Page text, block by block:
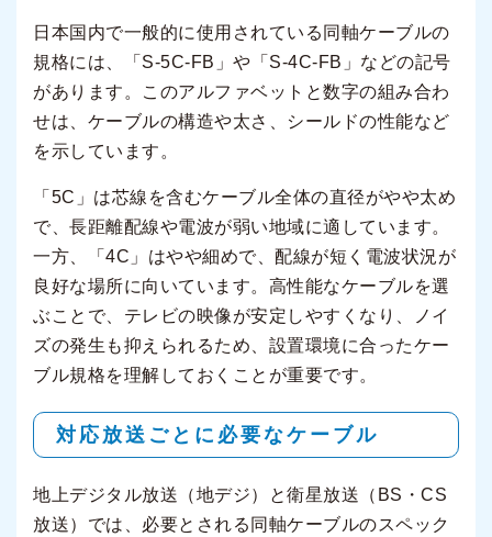
日本国内で一般的に使用されている同軸ケーブルの
規格には、「S-5C-FB」や「S-4C-FB」などの記号
があります。このアルファベットと数字の組み合わ
せは、ケーブルの構造や太さ、シールドの性能など
を示しています。
「5C」は芯線を含むケーブル全体の直径がやや太め
で、長距離配線や電波が弱い地域に適しています。
一方、「4C」はやや細めで、配線が短く電波状況が
良好な場所に向いています。高性能なケーブルを選
ぶことで、テレビの映像が安定しやすくなり、ノイ
ズの発生も抑えられるため、設置環境に合ったケー
ブル規格を理解しておくことが重要です。
対応放送ごとに必要なケーブル
地上デジタル放送（地デジ）と衛星放送（BS・CS
放送）では、必要とされる同軸ケーブルのスペック